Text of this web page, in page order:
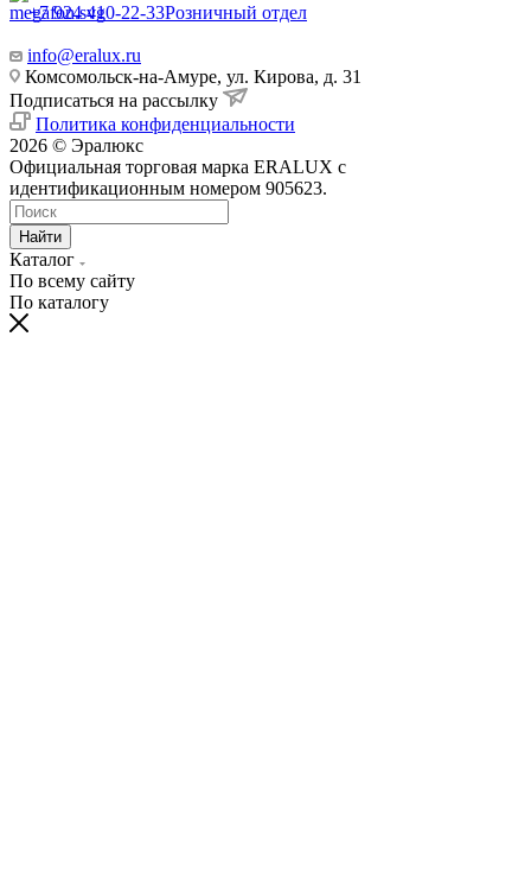
+7 924 410-22-33Розничный отдел
info@eralux.ru
Комсомольск-на-Амуре, ул. Кирова, д. 31
Подписаться на рассылку
Политика конфиденциальности
2026 © Эралюкс
Официальная торговая марка ERALUX с
идентификационным номером 905623.
Найти
Каталог
По всему сайту
По каталогу